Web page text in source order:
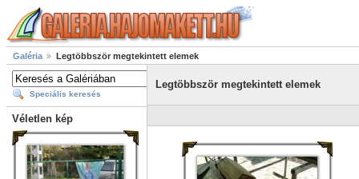
Galéria Legtöbbször megtekintett elemek
Speciális keresés
Véletlen kép
Legtöbbször megtekintett elemek